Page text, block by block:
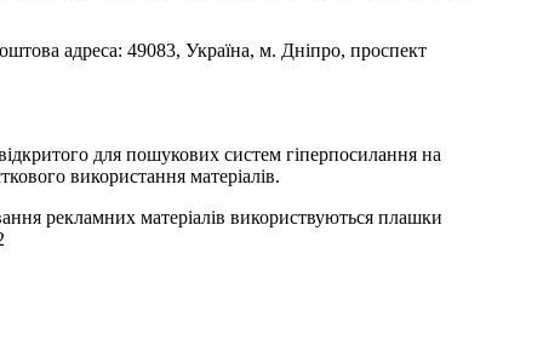
адреса: 49083, Україна, м. Дніпро, проспект
для пошукових систем гіперпосилання на
використання матеріалів.
рекламних матеріалів використвуються плашки